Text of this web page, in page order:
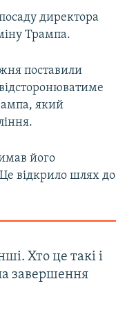
директора
Трампа.
поставили
який
його
відкрило шлях до
Хто це такі і
завершення